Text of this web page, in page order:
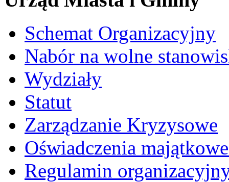
Schemat Organizacyjny
Nabór na wolne
Wydziały
Statut
Zarządzanie Kryzysowe
Oświadczenia
Regulamin